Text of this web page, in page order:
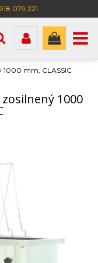
079 221
1000 mm, CLASSIC
1000